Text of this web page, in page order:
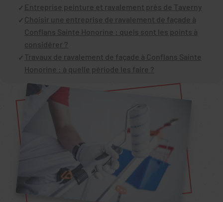
Entreprise peinture et ravalement près de Taverny
Choisir une entreprise de ravalement de façade à
Conflans Sainte Honorine : quels sont les points à
considérer ?
Travaux de ravalement de façade à Conflans Sainte
Honorine : à quelle période les faire ?